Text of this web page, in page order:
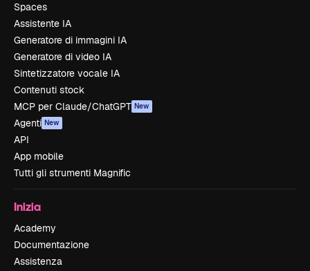
Spaces
Assistente IA
Generatore di immagini IA
Generatore di video IA
Sintetizzatore vocale IA
Contenuti stock
MCP per Claude/ChatGPT New
Agenti New
API
App mobile
Tutti gli strumenti Magnific
Inizia
Academy
Documentazione
Assistenza